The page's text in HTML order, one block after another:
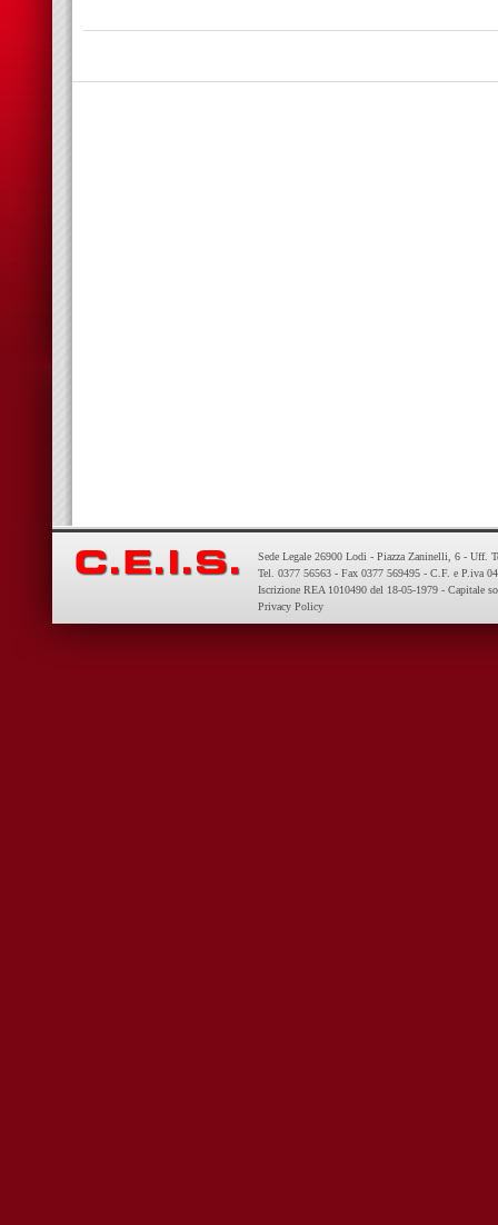
Sede Legale 26900 Lodi - Piazza Zaninelli, 6 - Uff.
Tel. 0377 56563 - Fax 0377 569495 - C.F. e P.iva
Iscrizione REA 1010490 del 18-05-1979 - Capitale
Privacy Policy